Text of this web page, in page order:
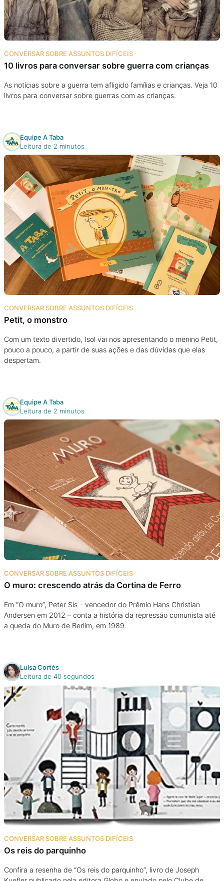
Assine
Taba na Escola
CONVERSAR SOBRE ASSUNTOS DIFÍCEIS
10 livros para conversar sobre guerra com crianças
As notícias sobre a guerra tem afligido famílias e crianças. Veja 10
livros para conversar sobre guerras com as crianças.
Equipe A Taba
Leitura de 2 minutos
CONVERSAR SOBRE ASSUNTOS DIFÍCEIS
Petit, o monstro
Com um texto divertido, Isol vai nos apresentando o menino Petit,
pouco a pouco, a partir de suas ações e das dúvidas que elas
despertam.
Equipe A Taba
Leitura de 2 minutos
CONVERSAR SOBRE ASSUNTOS DIFÍCEIS
O muro: crescendo atrás da Cortina de Ferro
Em “O muro”, Peter Sís – vencedor do Prêmio Hans Christian
Andersen em 2012 – conta a história da repressão comunista até
a queda do Muro de Berlim, em 1989.
Luísa Cortés
Leitura de 40 segundos
CONVERSAR SOBRE ASSUNTOS DIFÍCEIS
Os reis do parquinho
Confira a resenha de “Os reis do parquinho”, livro de Joseph